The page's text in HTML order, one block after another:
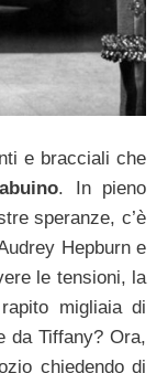
e bracciali che
. In pieno
speranze, c’è
Hepburn e
le tensioni, la
migliaia di
da Tiffany? Ora,
chiedendo di